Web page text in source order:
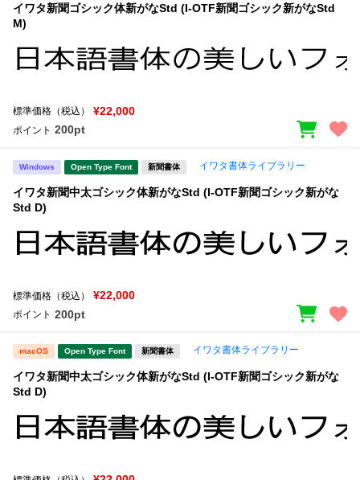
イワタ新聞ゴシック体新がなStd (I-OTF新聞ゴシック新がなStd
M)
標準価格（税込） ¥22,000
ポイント 200pt
Windows Open Type Font 新聞書体 イワタ書体ライブラリー
イワタ新聞中太ゴシック体新がなStd (I-OTF新聞ゴシック新がな
Std D)
標準価格（税込） ¥22,000
ポイント 200pt
macOS Open Type Font 新聞書体 イワタ書体ライブラリー
イワタ新聞中太ゴシック体新がなStd (I-OTF新聞ゴシック新がな
Std D)